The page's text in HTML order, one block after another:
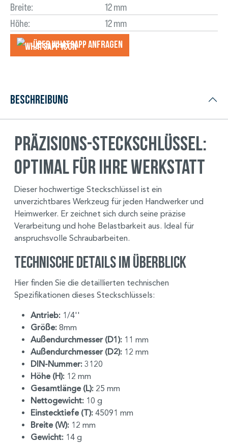
Breite:
12 mm
Höhe:
12 mm
Über WhatsApp anfragеn
Beschreibung
Präzisions-Steckschlüssel:
Optimal für Ihre Werkstatt
Dieser hochwertige Steckschlüssel ist ein
unverzichtbares Werkzeug für jeden Handwerker und
Heimwerker. Er zeichnet sich durch seine präzise
Verarbeitung und hohe Belastbarkeit aus. Ideal für
anspruchsvolle Schraubarbeiten.
Technische Details im Überblick
Hier finden Sie die detaillierten technischen
Spezifikationen dieses Steckschlüssels:
Antrieb: 1/4''
Größe: 8mm
Außendurchmesser (D1): 11 mm
Außendurchmesser (D2): 12 mm
DIN-Nummer: 3120
Höhe (H): 12 mm
Gesamtlänge (L): 25 mm
Nettogewicht: 10 g
Einstecktiefe (T): 45091 mm
Breite (W): 12 mm
Gewicht: 14 g